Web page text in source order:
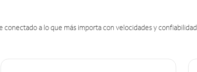
a lo que más importa con velocidades y confiabilidad